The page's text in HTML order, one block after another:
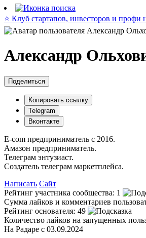
⭐️ Клуб стартапов, инвесторов и профи
Александр
Поделиться
Копировать ссылку
Telegram
Вконтакте
E-com предприниматель с 2016.
Амазон предприниматель.
Телеграм энтузиаст.
Создатель телеграм маркетплейса.
Написать Сайт
Рейтинг участника сообщества: 1
Сумма лайков и комментариев
Рейтинг основателя: 49
Количество лайков на запущенных
На Радаре с 03.09.2024